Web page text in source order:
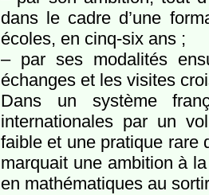
dans le cadre d’une
écoles, en cinq-six ans ;
– par ses modalités
échanges et les visites
Dans un système
internationales par un
faible et une pratique rare
marquait une ambition à
en mathématiques au